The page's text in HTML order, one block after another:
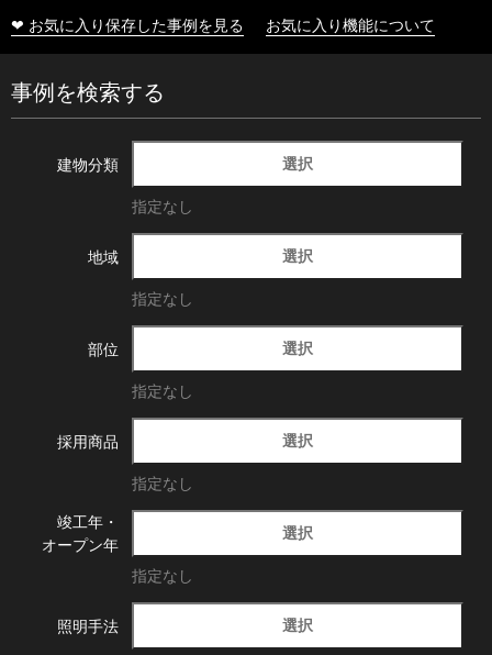
❤ お気に入り保存した事例を見る お気に入り機能について
事例を検索する
建物分類 選択
指定なし
地域 選択
指定なし
部位 選択
指定なし
採用商品 選択
指定なし
竣工年・
オープン年
選択
指定なし
照明手法 選択